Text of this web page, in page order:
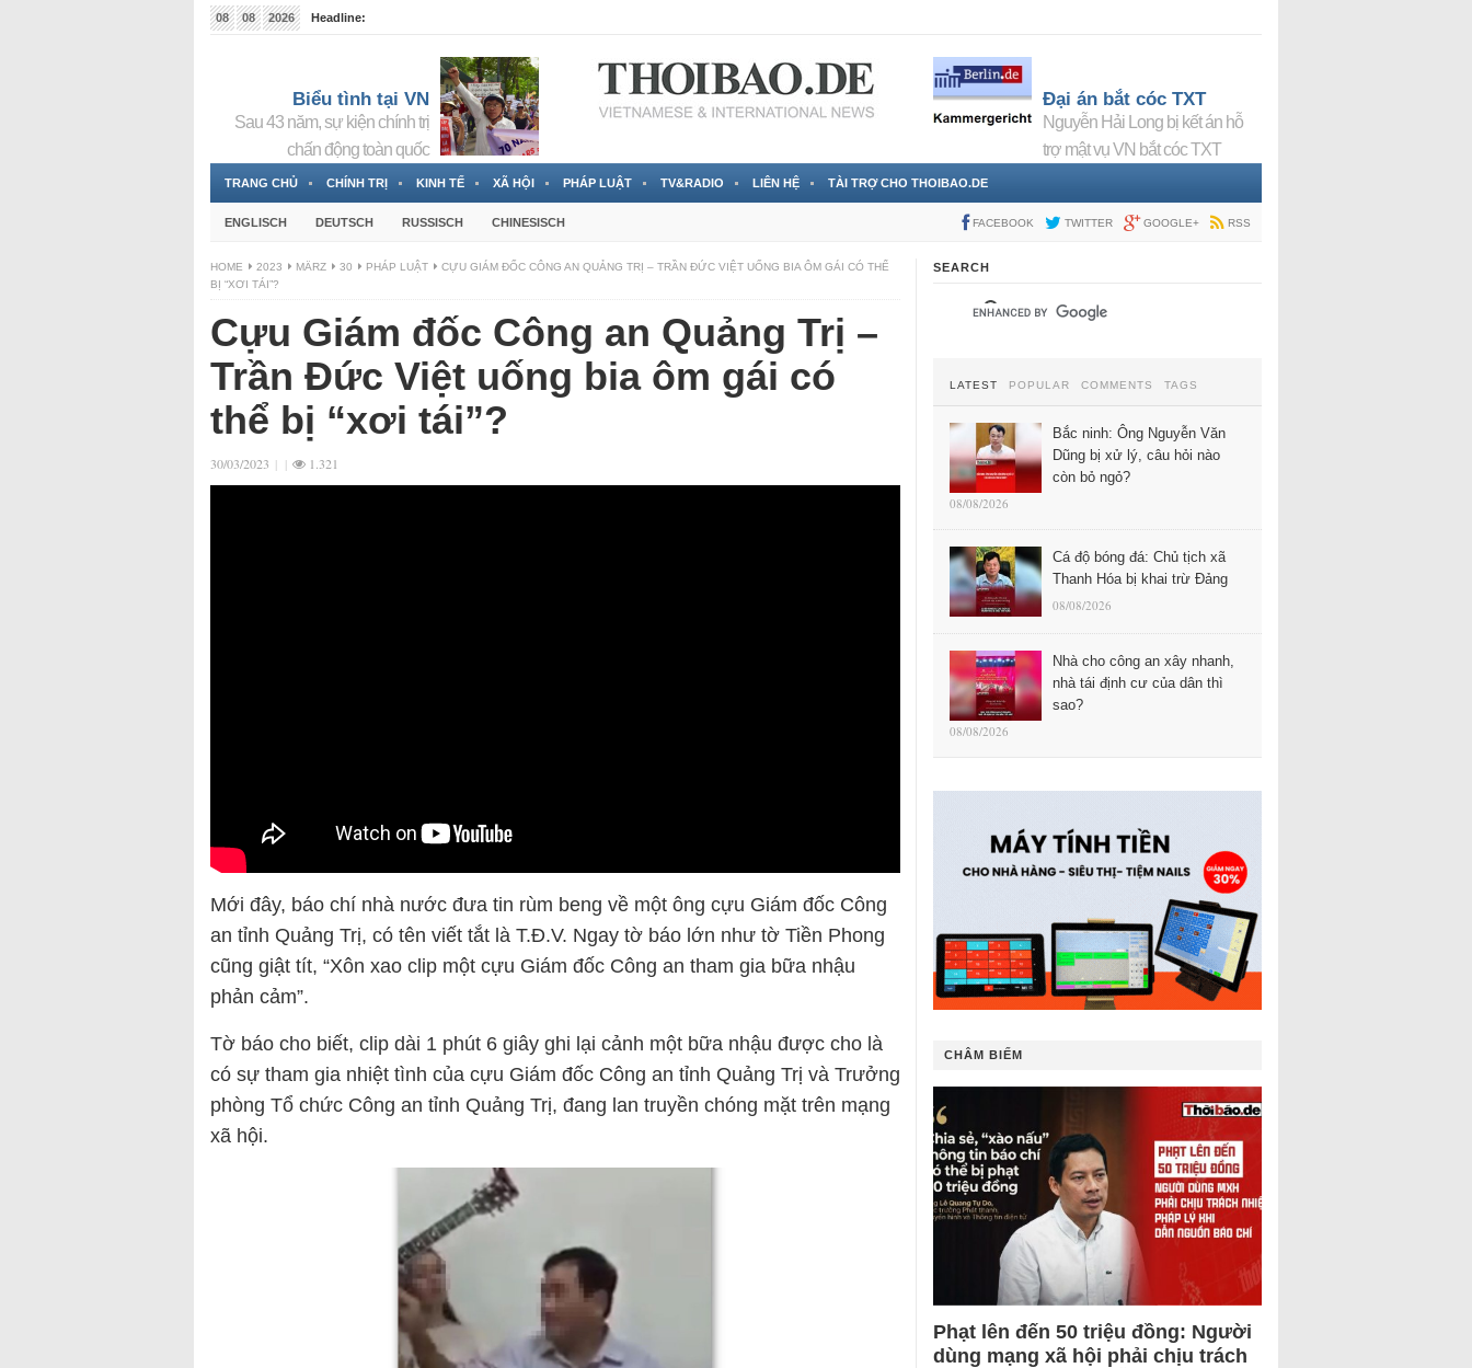
08 08 2026
Headline:
Biểu tình tại VN
Sau 43 năm, sự kiện chính trị
chấn động toàn quốc
Đại án bắt cóc TXT
Nguyễn Hải Long bị kết án hỗ
trợ mật vụ VN bắt cóc TXT
TRANG CHỦ CHÍNH TRỊ KINH TẾ XÃ HỘI PHÁP LUẬT TV&RADIO LIÊN HỆ TÀI TRỢ CHO THOIBAO.DE
ENGLISCH DEUTSCH RUSSISCH CHINESISCH FACEBOOK TWITTER GOOGLE+ RSS
HOME 2023 MÄRZ 30 PHÁP LUẬT
CỰU GIÁM ĐỐC CÔNG AN QUẢNG TRỊ – TRẦN ĐỨC VIỆT UỐNG BIA ÔM GÁI CÓ THỂ
BỊ “XƠI TÁI”?
Cựu Giám đốc Công an Quảng Trị –
Trần Đức Việt uống bia ôm gái có
thể bị “xơi tái”?
30/03/2023 | | 1.321
Mới đây, báo chí nhà nước đưa tin rùm beng về một ông cựu Giám đốc Công
an tỉnh Quảng Trị, có tên viết tắt là T.Đ.V. Ngay tờ báo lớn như tờ Tiền Phong
cũng giật tít, “Xôn xao clip một cựu Giám đốc Công an tham gia bữa nhậu
phản cảm”.
Tờ báo cho biết, clip dài 1 phút 6 giây ghi lại cảnh một bữa nhậu được cho là
có sự tham gia nhiệt tình của cựu Giám đốc Công an tỉnh Quảng Trị và Trưởng
phòng Tổ chức Công an tỉnh Quảng Trị, đang lan truyền chóng mặt trên mạng
xã hội.
SEARCH
LATEST POPULAR COMMENTS TAGS
Bắc ninh: Ông Nguyễn Văn
Dũng bị xử lý, câu hỏi nào
còn bỏ ngỏ?
08/08/2026
Cá độ bóng đá: Chủ tịch xã
Thanh Hóa bị khai trừ Đảng
08/08/2026
Nhà cho công an xây nhanh,
nhà tái định cư của dân thì
sao?
08/08/2026
CHÂM BIẾM
Phạt lên đến 50 triệu đồng: Người
dùng mạng xã hội phải chịu trách